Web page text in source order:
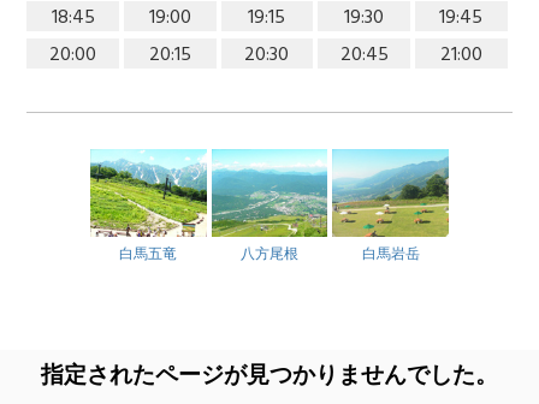
18:45
19:00 19:15 19:30
19:45
20:00
20:15 20:30 20:45 21:00
白馬五竜 八方尾根 白馬岩岳